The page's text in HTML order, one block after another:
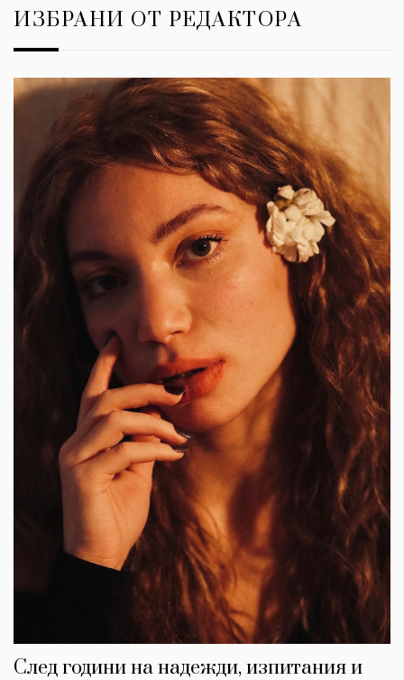
ИЗБРАНИ ОТ РЕДАКТОРА
След години на надежди, изпитания и